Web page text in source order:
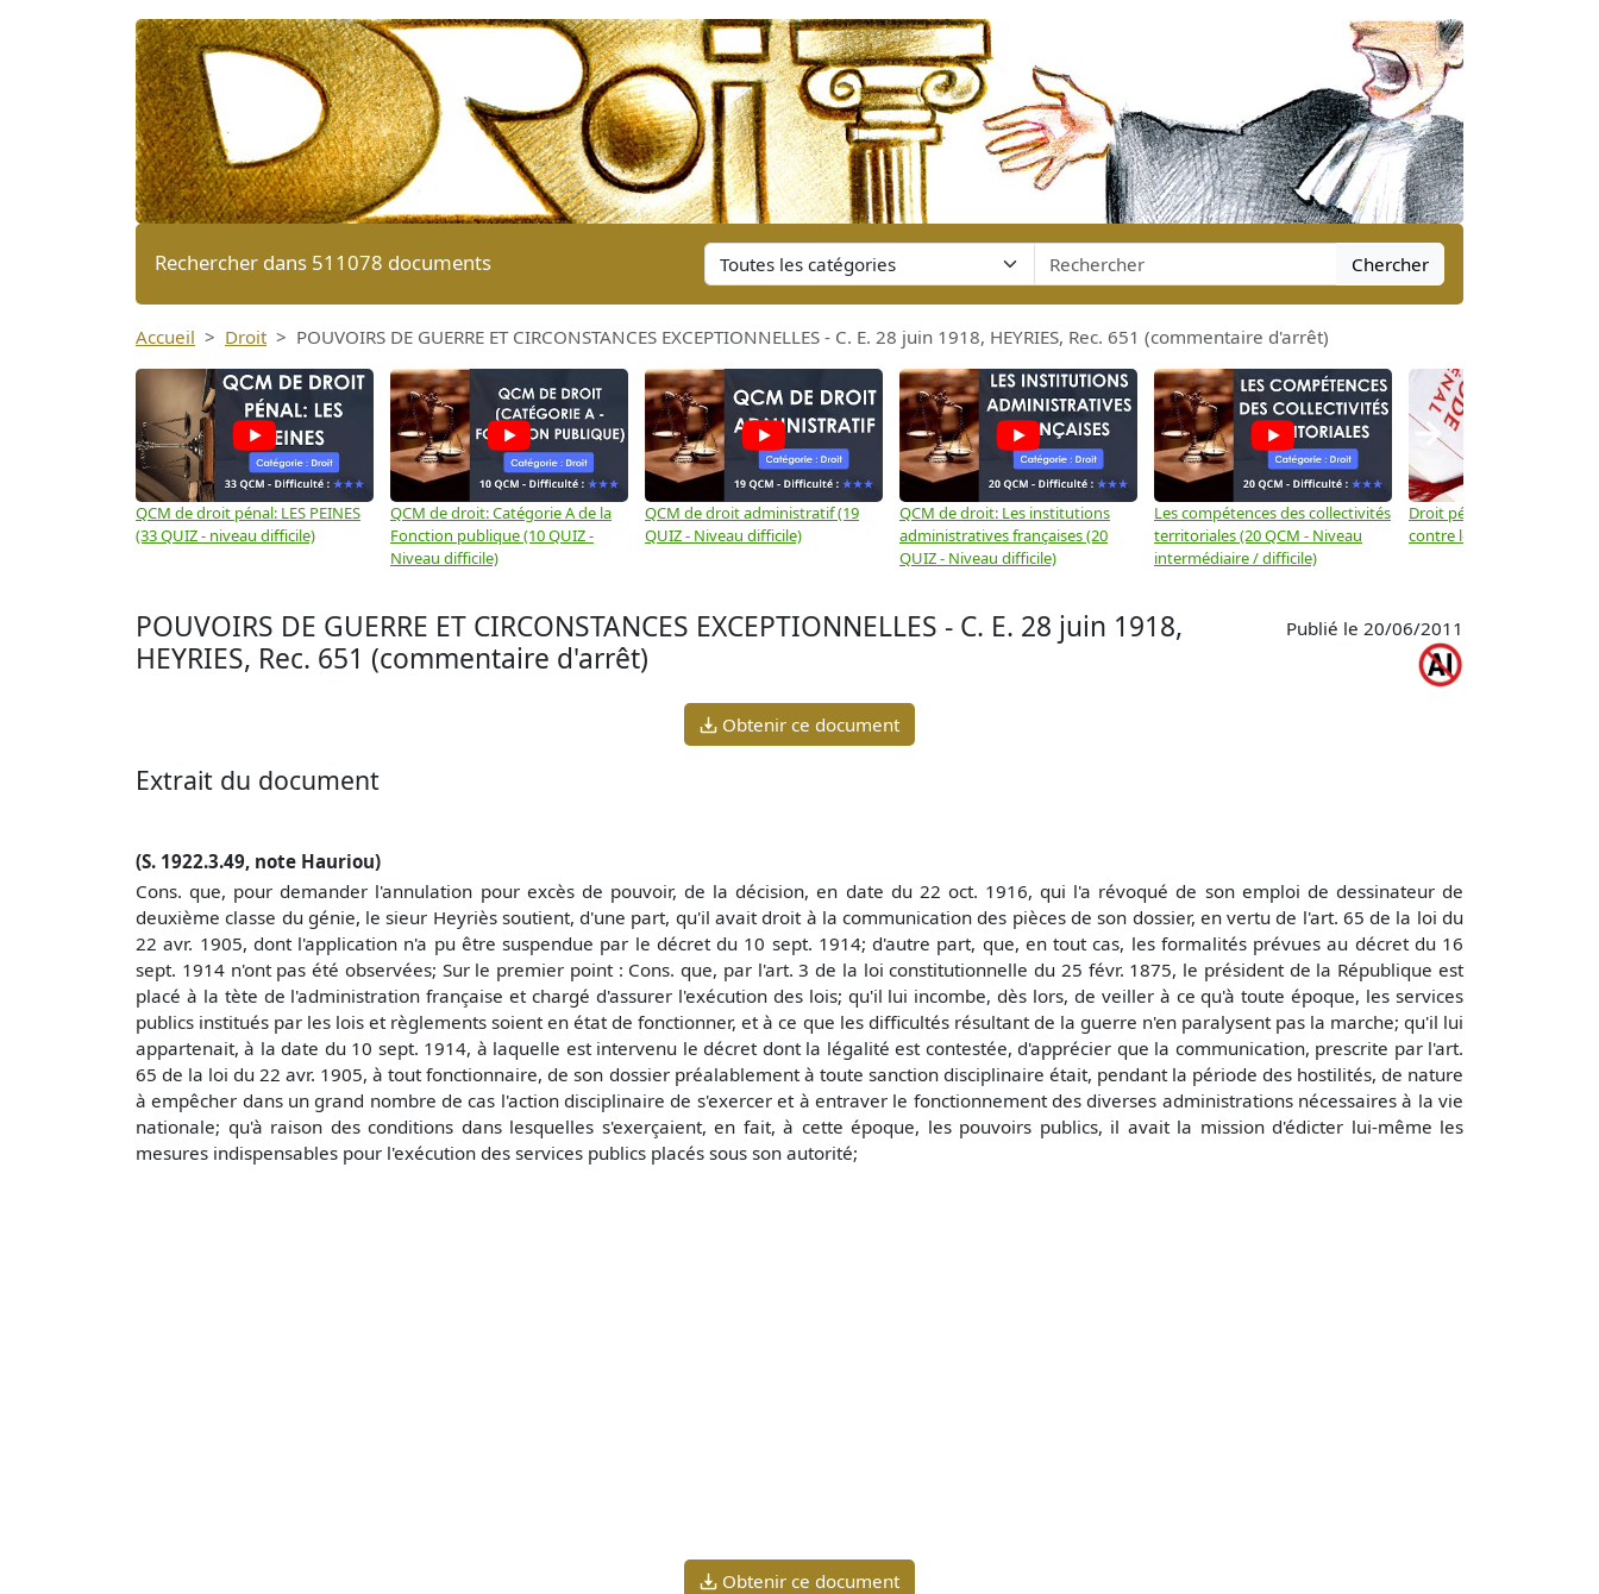
Rechercher dans 511078 documents Chercher
Accueil Droit POUVOIRS DE GUERRE ET CIRCONSTANCES EXCEPTIONNELLES - C. E. 28 juin 1918, HEYRIES, Rec. 651 (commentaire d'arrêt)
QCM de droit pénal: LES PEINES
(33 QUIZ - niveau difficile)
QCM de droit: Catégorie A de la
Fonction publique (10 QUIZ -
Niveau difficile)
QCM de droit administratif (19
QUIZ - Niveau difficile)
QCM de droit: Les institutions
administratives françaises (20
QUIZ - Niveau difficile)
Les compétences des collectivités
territoriales (20 QCM - Niveau
intermédiaire / difficile)
Droit pénal: Les crimes et
contre les biens
→
POUVOIRS DE GUERRE ET CIRCONSTANCES EXCEPTIONNELLES - C. E. 28 juin 1918,
HEYRIES, Rec. 651 (commentaire d'arrêt)
Publié le 20/06/2011
Obtenir ce document
Extrait du document
(S. 1922.3.49, note Hauriou)
Cons. que, pour demander l'annulation pour excès de pouvoir, de la décision, en date du 22 oct. 1916, qui l'a révoqué de son emploi de dessinateur de
deuxième classe du génie, le sieur Heyriès soutient, d'une part, qu'il avait droit à la communication des pièces de son dossier, en vertu de l'art. 65 de la loi du
22 avr. 1905, dont l'application n'a pu être suspendue par le décret du 10 sept. 1914; d'autre part, que, en tout cas, les formalités prévues au décret du 16
sept. 1914 n'ont pas été observées; Sur le premier point : Cons. que, par l'art. 3 de la loi constitutionnelle du 25 févr. 1875, le président de la République est
placé à la tète de l'administration française et chargé d'assurer l'exécution des lois; qu'il lui incombe, dès lors, de veiller à ce qu'à toute époque, les services
publics institués par les lois et règlements soient en état de fonctionner, et à ce que les difficultés résultant de la guerre n'en paralysent pas la marche; qu'il lui
appartenait, à la date du 10 sept. 1914, à laquelle est intervenu le décret dont la légalité est contestée, d'apprécier que la communication, prescrite par l'art.
65 de la loi du 22 avr. 1905, à tout fonctionnaire, de son dossier préalablement à toute sanction disciplinaire était, pendant la période des hostilités, de nature
à empêcher dans un grand nombre de cas l'action disciplinaire de s'exercer et à entraver le fonctionnement des diverses administrations nécessaires à la vie
nationale; qu'à raison des conditions dans lesquelles s'exerçaient, en fait, à cette époque, les pouvoirs publics, il avait la mission d'édicter lui-même les
mesures indispensables pour l'exécution des services publics placés sous son autorité;
Obtenir ce document